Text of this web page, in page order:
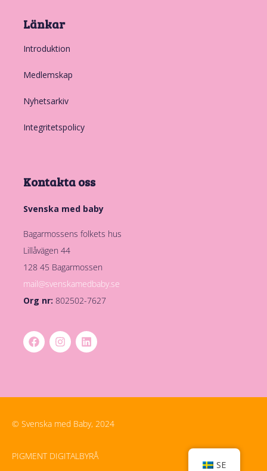
Länkar
Introduktion
Medlemskap
Nyhetsarkiv
Integritetspolicy
Kontakta oss
Svenska med baby
Bagarmossens folkets hus
Lillåvägen 44
128 45 Bagarmossen
mail@svenskamedbaby.se
Org nr: 802502-7627
© Svenska med Baby, 2024
PIGMENT DIGITALBYRÅ
SE